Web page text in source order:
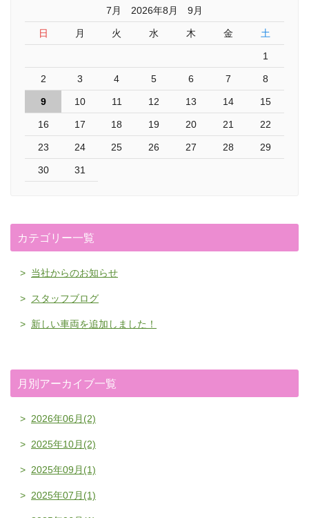
7月 2026年8月 9月
日 月 火 水 木 金 土
1
2 3 4 5 6 7 8
9 10 11 12 13 14 15
16 17 18 19 20 21 22
23 24 25 26 27 28 29
30 31
カテゴリー一覧
当社からのお知らせ
スタッフブログ
新しい車両を追加しました！
月別アーカイブ一覧
2026年06月(2)
2025年10月(2)
2025年09月(1)
2025年07月(1)